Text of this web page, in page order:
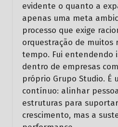
evidente o quanto a
apenas uma meta
processo que exige
orquestração de muitos
tempo. Fui entendendo
dentro de empresas
próprio Grupo Studio. É
contínuo: alinhar
estruturas para
crescimento, mas a